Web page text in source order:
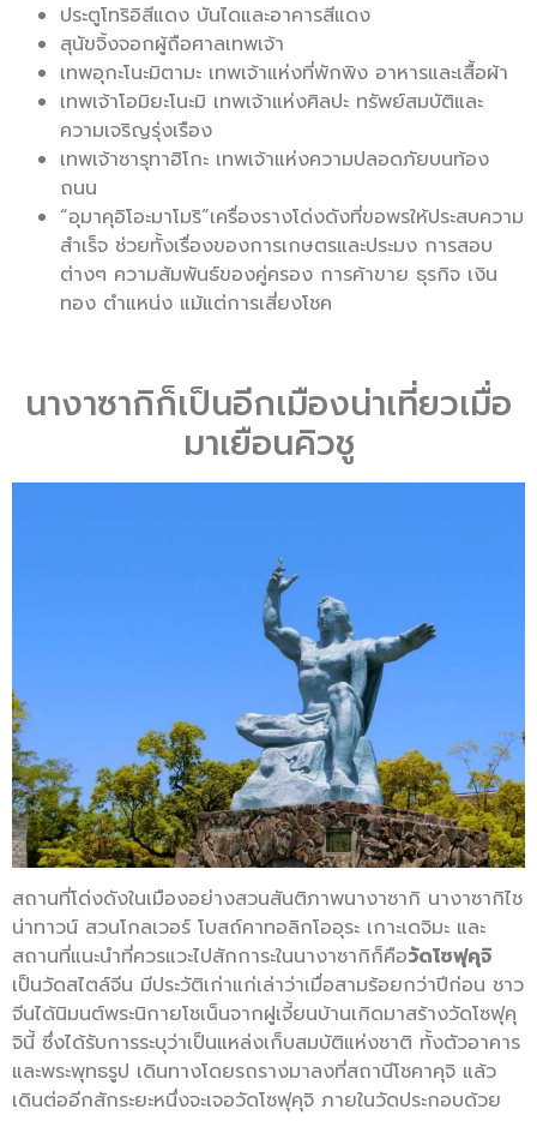
ประตูโทริอิสีแดง บันไดและอาคารสีแดง
สุนัขจิ้งจอกผู้ถือศาลเทพเจ้า
เทพอุกะโนะมิตามะ เทพเจ้าแห่งที่พักพิง อาหารและเสื้อผ้า
เทพเจ้าโอมิยะโนะมิ เทพเจ้าแห่งศิลปะ ทรัพย์สมบัติและ
ความเจริญรุ่งเรือง
เทพเจ้าซารุทาฮิโกะ เทพเจ้าแห่งความปลอดภัยบนท้อง
ถนน
“อุมาคุอิโอะมาโมริ”เครื่องรางโด่งดังที่ขอพรให้ประสบความ
สำเร็จ ช่วยทั้งเรื่องของการเกษตรและประมง การสอบ
ต่างๆ ความสัมพันธ์ของคู่ครอง การค้าขาย ธุรกิจ เงิน
ทอง ตำแหน่ง แม้แต่การเสี่ยงโชค
นางาซากิก็เป็นอีกเมืองน่าเที่ยวเมื่อ
มาเยือนคิวชู
สถานที่โด่งดังในเมืองอย่างสวนสันติภาพนางาซากิ นางาซากิไช
น่าทาวน์ สวนโกลเวอร์ โบสถ์คาทอลิกโออุระ เกาะเดจิมะ และ
สถานที่แนะนำที่ควรแวะไปสักการะในนางาซากิก็คือวัดโซฟุคุจิ
เป็นวัดสไตล์จีน มีประวัติเก่าแก่เล่าว่าเมื่อสามร้อยกว่าปีก่อน ชาว
จีนได้นิมนต์พระนิกายโชเน็นจากฝูเจี้ยนบ้านเกิดมาสร้างวัดโซฟุคุ
จินี้ ซึ่งได้รับการระบุว่าเป็นแหล่งเก็บสมบัติแห่งชาติ ทั้งตัวอาคาร
และพระพุทธรูป เดินทางโดยรถรางมาลงที่สถานีโชคาคุจิ แล้ว
เดินต่ออีกสักระยะหนึ่งจะเจอวัดโซฟุคุจิ ภายในวัดประกอบด้วย